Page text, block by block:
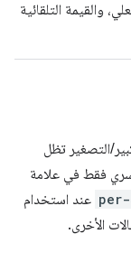
والقيمة التلقائية
التصغير تظل
فقط في علامة
عند استخدام
الأخرى.